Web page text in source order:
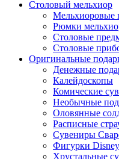
Столовый мельхиор
Мельхиоровые
Рюмки
Столовые
Столовые
Оригинальные
Денежные
Калейдоскопы
Комические
Необычные
Оловянные
Расписные
Сувениры
Фигурки Disney
Хрустальные